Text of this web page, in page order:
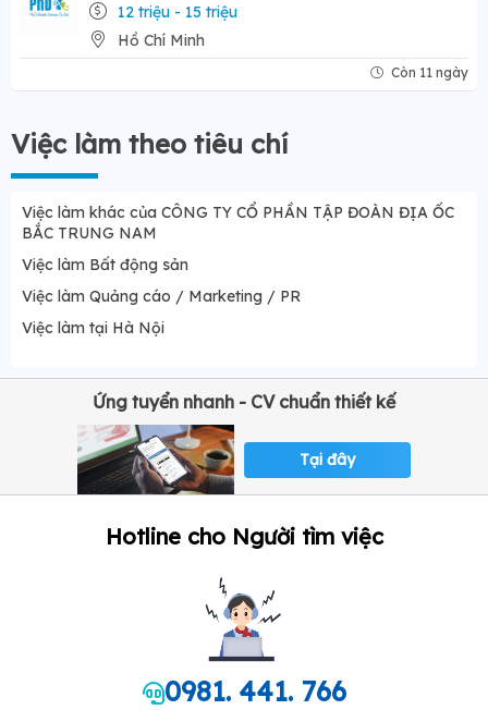
12 triệu - 15 triệu
Hồ Chí Minh
Còn 11 ngày
Việc làm theo tiêu chí
Việc làm khác của CÔNG TY CỔ PHẦN TẬP ĐOÀN ĐỊA ỐC
BẮC TRUNG NAM
Việc làm Bất động sản
Việc làm Quảng cáo / Marketing / PR
Việc làm tại Hà Nội
Ứng tuyển nhanh - CV chuẩn thiết kế
Tại đây
Hotline cho Người tìm việc
0981. 441. 766